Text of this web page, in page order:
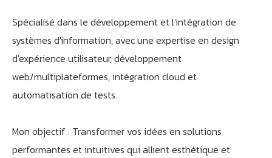
Spécialisé dans le développement et l'intégration de
systèmes d'information, avec une expertise en design
d'expérience utilisateur, développement
web/multiplateformes, intégration cloud et
automatisation de tests.
Mon objectif : Transformer vos idées en solutions
performantes et intuitives qui allient esthétique et
Athobot Assistant IA